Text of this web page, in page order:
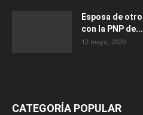
Esposa de
con la PNP de...
12 mayo, 2020
CATEGORÍA POPULAR